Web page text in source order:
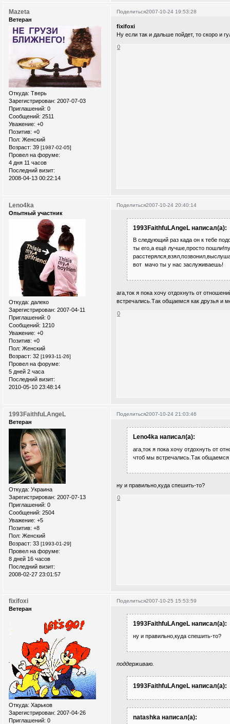
Поделиться2007-10-24 19:53:28
Mazeta
Ветеран
Откуда: Тверь
Зарегистрирован: 2007-07-03
Приглашений: 0
Сообщений: 2511
Уважение: +0
Позитив: +0
Пол: Женский
Возраст: 39 [1987-02-05]
Провел на форуме:
4 дня 11 часов
Последний визит:
2008-04-13 00:22:14
fixifoxi
Ну если так и дальше пойдет, то скоро и
0
Поделиться2007-10-24 20:40:14
Leno4ka
Опытный участник
Откуда: далеко
Зарегистрирован: 2007-04-11
Приглашений: 0
Сообщений: 1210
Уважение: +0
Позитив: +0
Пол: Женский
Возраст: 32 [1993-11-26]
Провел на форуме:
5 дней 2 часа
Последний визит:
2010-05-10 23:48:14
1993FaithfuLAngeL написал(а):
В следующий раз када он к тебе
ты его,а ещё лучше,просто
вот мачо ты у нас заслуживаешь!
ага,ток я пока хочу отдохнуть от
встречались.Так общаемся как друзья и
0
Поделиться2007-10-24 21:03:46
1993FaithfuLAngeL
Ветеран
Откуда: Украина
Зарегистрирован: 2007-07-13
Приглашений: 0
Сообщений: 2504
Уважение: +5
Позитив: +8
Пол: Женский
Возраст: 33 [1993-01-29]
Провел на форуме:
8 дней 16 часов
Последний визит:
2008-02-27 23:01:57
Leno4ka написал(а):
ага,ток я пока хочу отдохнуть от
чтоб мы встречались.Так общаемся
ну и правильно,куда спешить-то?
0
Поделиться2007-10-25 15:53:59
fixifoxi
Ветеран
Откуда: Xарьков
Зарегистрирован: 2007-04-26
Приглашений: 0
1993FaithfuLAngeL написал(а):
ну и правильно,куда спешить-то?
поддерживаю.
1993FaithfuLAngeL написал(а):
natashka написал(а):